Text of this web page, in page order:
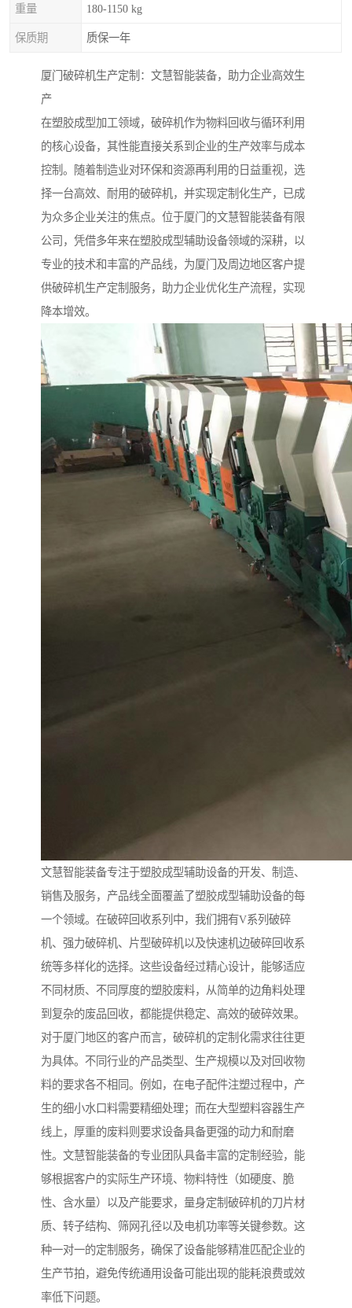
重量 180-1150 kg
保质期 质保一年
厦门破碎机生产定制：文慧智能装备，助力企业高效生
产
在塑胶成型加工领域，破碎机作为物料回收与循环利用
的核心设备，其性能直接关系到企业的生产效率与成本
控制。随着制造业对环保和资源再利用的日益重视，选
择一台高效、耐用的破碎机，并实现定制化生产，已成
为众多企业关注的焦点。位于厦门的文慧智能装备有限
公司，凭借多年来在塑胶成型辅助设备领域的深耕，以
专业的技术和丰富的产品线，为厦门及周边地区客户提
供破碎机生产定制服务，助力企业优化生产流程，实现
降本增效。
文慧智能装备专注于塑胶成型辅助设备的开发、制造、
销售及服务，产品线全面覆盖了塑胶成型辅助设备的每
一个领域。在破碎回收系列中，我们拥有V系列破碎
机、强力破碎机、片型破碎机以及快速机边破碎回收系
统等多样化的选择。这些设备经过精心设计，能够适应
不同材质、不同厚度的塑胶废料，从简单的边角料处理
到复杂的废品回收，都能提供稳定、高效的破碎效果。
对于厦门地区的客户而言，破碎机的定制化需求往往更
为具体。不同行业的产品类型、生产规模以及对回收物
料的要求各不相同。例如，在电子配件注塑过程中，产
生的细小水口料需要精细处理；而在大型塑料容器生产
线上，厚重的废料则要求设备具备更强的动力和耐磨
性。文慧智能装备的专业团队具备丰富的定制经验，能
够根据客户的实际生产环境、物料特性（如硬度、脆
性、含水量）以及产能要求，量身定制破碎机的刀片材
质、转子结构、筛网孔径以及电机功率等关键参数。这
种一对一的定制服务，确保了设备能够精准匹配企业的
生产节拍，避免传统通用设备可能出现的能耗浪费或效
率低下问题。